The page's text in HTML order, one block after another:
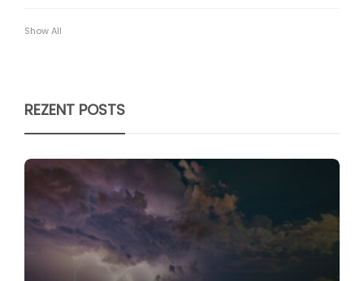
Show All
REZENT POSTS